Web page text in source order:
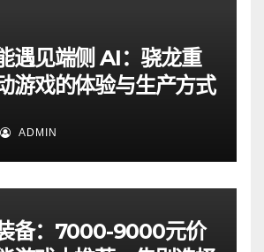
遇见端侧 AI：骁龙重
游戏的体验与生产方式
ADMIN
备：7000-9000元价